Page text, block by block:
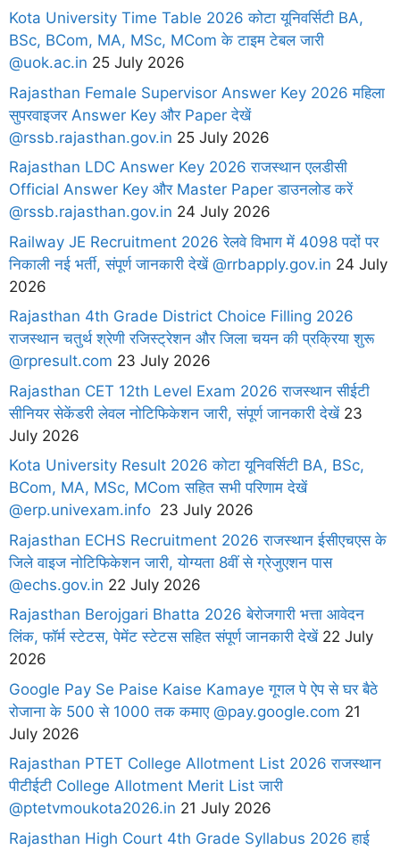
Kota University Time Table 2026 कोटा यूनिवर्सिटी BA,
BSc, BCom, MA, MSc, MCom के टाइम टेबल जारी
@uok.ac.in 25 July 2026
Rajasthan Female Supervisor Answer Key 2026 महिला
सुपरवाइजर Answer Key और Paper देखें
@rssb.rajasthan.gov.in 25 July 2026
Rajasthan LDC Answer Key 2026 राजस्थान एलडीसी
Official Answer Key और Master Paper डाउनलोड करें
@rssb.rajasthan.gov.in 24 July 2026
Railway JE Recruitment 2026 रेलवे विभाग में 4098 पदों पर
निकाली नई भर्ती, संपूर्ण जानकारी देखें @rrbapply.gov.in 24 July
2026
Rajasthan 4th Grade District Choice Filling 2026
राजस्थान चतुर्थ श्रेणी रजिस्ट्रेशन और जिला चयन की प्रक्रिया शुरू
@rpresult.com 23 July 2026
Rajasthan CET 12th Level Exam 2026 राजस्थान सीईटी
सीनियर सेकेंडरी लेवल नोटिफिकेशन जारी, संपूर्ण जानकारी देखें23
July 2026
Kota University Result 2026 कोटा यूनिवर्सिटी BA, BSc,
BCom, MA, MSc, MCom सहित सभी परिणाम देखें
@erp.univexam.info 23 July 2026
Rajasthan ECHS Recruitment 2026 राजस्थान ईसीएचएस के
जिले वाइज नोटिफिकेशन जारी, योग्यता 8वीं से ग्रेजुएशन पास
@echs.gov.in 22 July 2026
Rajasthan Berojgari Bhatta 2026 बेरोजगारी भत्ता आवेदन
लिंक, फॉर्म स्टेटस, पेमेंट स्टेटस सहित संपूर्ण जानकारी देखें22 July
2026
Google Pay Se Paise Kaise Kamaye गूगल पे ऐप से घर बैठे
रोजाना के 500 से 1000 तक कमाए @pay.google.com 21
July 2026
Rajasthan PTET College Allotment List 2026 राजस्थान
पीटीईटी College Allotment Merit List जारी
@ptetvmoukota2026.in 21 July 2026
Rajasthan High Court 4th Grade Syllabus 2026 हाई